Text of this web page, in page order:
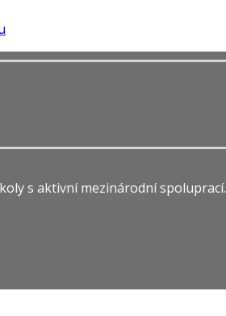
s aktivní mezinárodní spoluprací.